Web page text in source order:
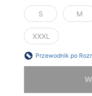
S M
XXXL
Przewodnik po